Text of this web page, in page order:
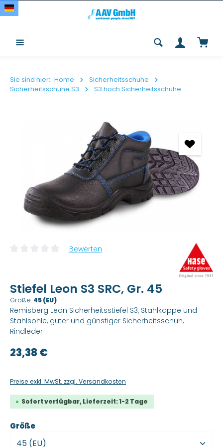
Zum Hauptinhalt springen
Sie sind hier: Home
Sicherheitsschuhe
Sicherheitsschuhe S3
S3 hoch Sicherheitsschuhe
Bildergalerie überspringen
Bewerten
Stiefel Leon S3 SRC, Gr. 45
Größe: 45 (EU)
Remisberg Leon Sicherheitsstiefel S3, Stahlkappe und
Stahlsohle, guter und günstiger Sicherheitsschuh,
Rindleder
Regulärer Preis:
23,38 €
Preise exkl. MwSt. zzgl. Versandkosten
Sofort verfügbar, Lieferzeit: 1-2 Tage
Größeauswählen